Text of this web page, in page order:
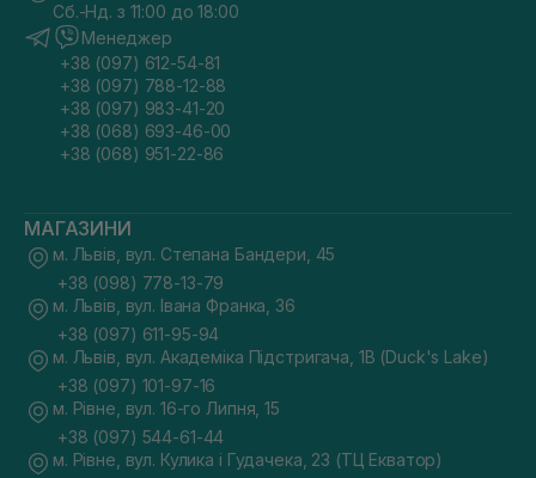
Сб.-Нд. з 11:00 до 18:00
Менеджер
+38 (097) 612-54-81
+38 (097) 788-12-88
+38 (097) 983-41-20
+38 (068) 693-46-00
+38 (068) 951-22-86
МАГАЗИНИ
м. Львів, вул. Степана Бандери, 45
+38 (098) 778-13-79
м. Львів, вул. Івана Франка, 36
+38 (097) 611-95-94
м. Львів, вул. Академіка Підстригача, 1В (Duck's Lake)
+38 (097) 101-97-16
м. Рівне, вул. 16-го Липня, 15
+38 (097) 544-61-44
м. Рівне, вул. Кулика і Гудачека, 23 (ТЦ Екватор)